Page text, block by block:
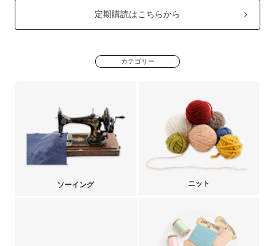
定期購読はこちらから
カテゴリー
ソーイング ニット